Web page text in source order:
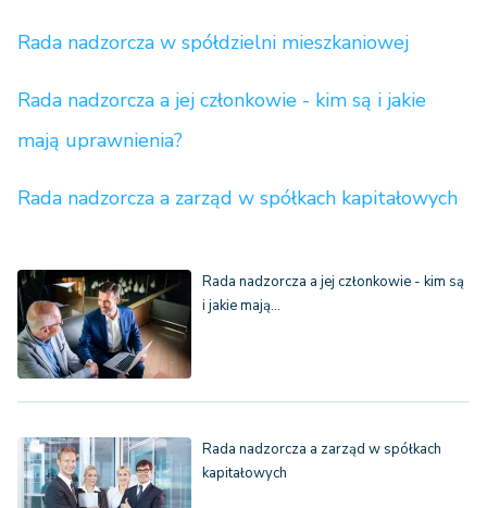
Rada nadzorcza w spółdzielni mieszkaniowej
Rada nadzorcza a jej członkowie - kim są i jakie
mają uprawnienia?
Rada nadzorcza a zarząd w spółkach kapitałowych
Rada nadzorcza a jej członkowie - kim są
i jakie mają…
Rada nadzorcza a zarząd w spółkach
kapitałowych